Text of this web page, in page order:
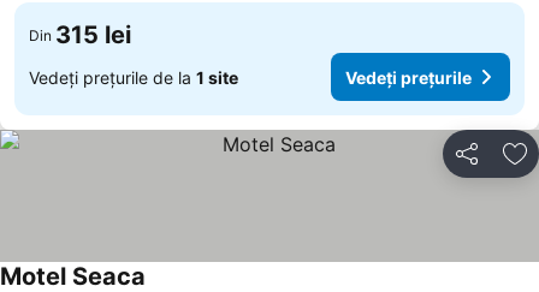
Din 315 lei
Vedeți prețurile de la 1 site Vedeți prețurile
Distribuiți
Motel Seaca